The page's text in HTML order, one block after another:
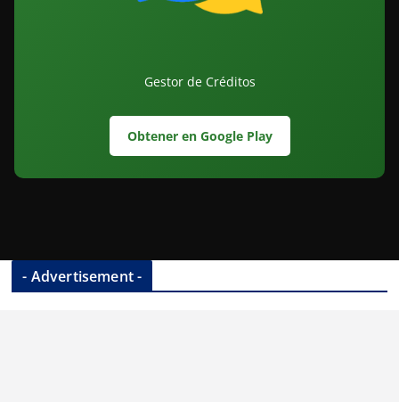
Gestor de Créditos
Obtener en Google Play
- Advertisement -